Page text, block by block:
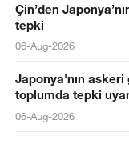
Çin’den
tepki
06-Aug-2026
Japonya'nın askeri
toplumda tepki
06-Aug-2026